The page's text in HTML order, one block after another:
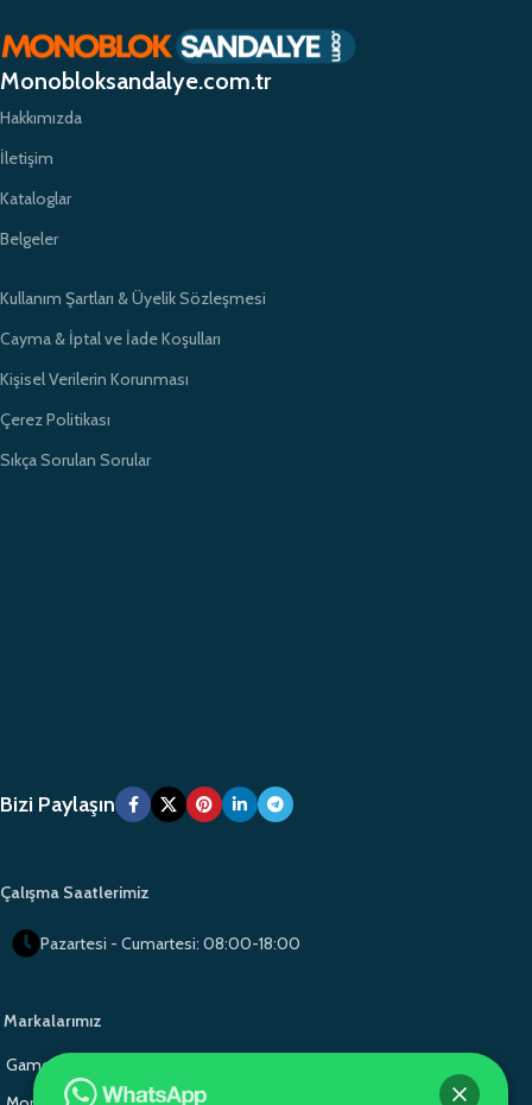
zamanında teslimat garantimizle eğitim kurumlarının ihtiyaçlarına hızlı ve
etkili çözümler sunarak sektörde öncü bir konumda yer almayı
amaçlıyoruz.
Monobloksandalye.com.tr
Hakkımızda
İletişim
Kataloglar
Belgeler
Kullanım Şartları & Üyelik Sözleşmesi
Cayma & İptal ve İade Koşulları
Kişisel Verilerin Korunması
Çerez Politikası
Sıkça Sorulan Sorular
Bizi Paylaşın
Çalışma Saatlerimiz
Pazartesi - Cumartesi: 08:00-18:00
Markalarımız
Gamo Okul Mobilyaları